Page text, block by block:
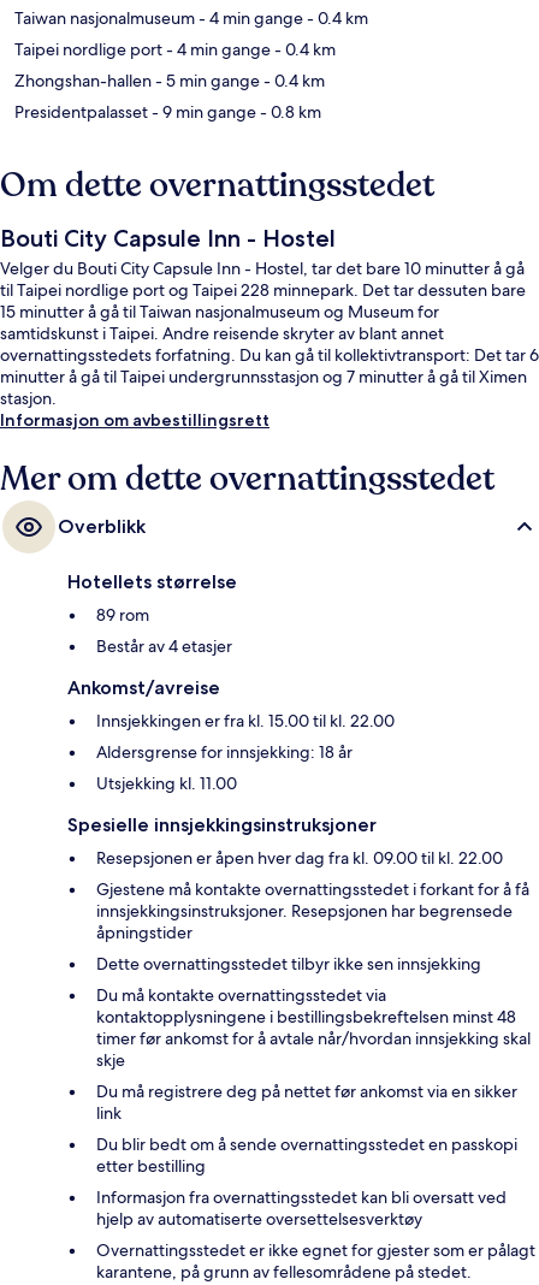
Taiwan nasjonalmuseum- 4 min gange- 0.4 km
Taipei nordlige port- 4 min gange- 0.4 km
Zhongshan-hallen- 5 min gange- 0.4 km
Presidentpalasset- 9 min gange- 0.8 km
Om dette overnattingsstedet
Bouti City Capsule Inn - Hostel
Velger du Bouti City Capsule Inn - Hostel, tar det bare 10 minutter å gå
til Taipei nordlige port og Taipei 228 minnepark. Det tar dessuten bare
15 minutter å gå til Taiwan nasjonalmuseum og Museum for
samtidskunst i Taipei. Andre reisende skryter av blant annet
overnattingsstedets forfatning. Du kan gå til kollektivtransport: Det tar 6
minutter å gå til Taipei undergrunnsstasjon og 7 minutter å gå til Ximen
stasjon.
Informasjon om avbestillingsrett
Mer om dette overnattingsstedet
Overblikk
Hotellets størrelse
89 rom
Består av 4 etasjer
Ankomst/avreise
Innsjekkingen er fra kl. 15.00 til kl. 22.00
Aldersgrense for innsjekking: 18 år
Utsjekking kl. 11.00
Spesielle innsjekkingsinstruksjoner
Resepsjonen er åpen hver dag fra kl. 09.00 til kl. 22.00
Gjestene må kontakte overnattingsstedet i forkant for å få
innsjekkingsinstruksjoner. Resepsjonen har begrensede
åpningstider
Dette overnattingsstedet tilbyr ikke sen innsjekking
Du må kontakte overnattingsstedet via
kontaktopplysningene i bestillingsbekreftelsen minst 48
timer før ankomst for å avtale når/hvordan innsjekking skal
skje
Du må registrere deg på nettet før ankomst via en sikker
link
Du blir bedt om å sende overnattingsstedet en passkopi
etter bestilling
Informasjon fra overnattingsstedet kan bli oversatt ved
hjelp av automatiserte oversettelsesverktøy
Overnattingsstedet er ikke egnet for gjester som er pålagt
karantene, på grunn av fellesområdene på stedet.